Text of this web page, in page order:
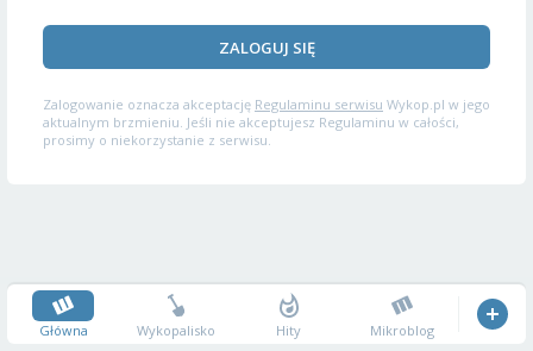
ZALOGUJ SIĘ
Zalogowanie oznacza akceptację Regulaminu serwisu Wykop.pl w jego
aktualnym brzmieniu. Jeśli nie akceptujesz Regulaminu w całości,
prosimy o niekorzystanie z serwisu.
Główna Wykopalisko Hity Mikroblog